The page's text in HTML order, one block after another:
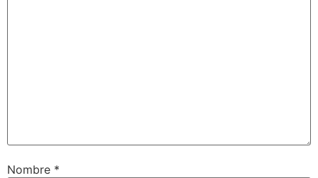
Nombre *